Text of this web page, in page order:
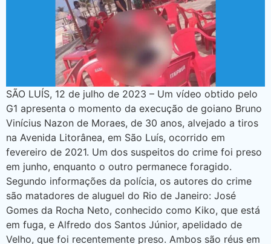
SÃO LUÍS, 12 de julho de 2023 – Um vídeo obtido pelo
G1 apresenta o momento da execução de goiano Bruno
Vinícius Nazon de Moraes, de 30 anos, alvejado a tiros
na Avenida Litorânea, em São Luís, ocorrido em
fevereiro de 2021. Um dos suspeitos do crime foi preso
em junho, enquanto o outro permanece foragido.
Segundo informações da polícia, os autores do crime
são matadores de aluguel do Rio de Janeiro: José
Gomes da Rocha Neto, conhecido como Kiko, que está
em fuga, e Alfredo dos Santos Júnior, apelidado de
Velho, que foi recentemente preso. Ambos são réus em